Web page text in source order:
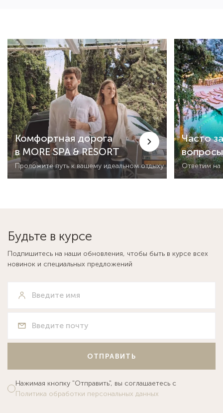
Комфортная дорога
в MORE SPA & RESORT
Проложите путь к вашему идеальном отдыху
Часто
вопросы
Ответим на
Будьте в курсе
Подпишитесь на наши обновления, чтобы быть в курсе всех
новинок и специальных предложений
ОТПРАВИТЬ
Нажимая кнопку "Отправить", вы соглашаетесь с
Политика обработки персональных данных